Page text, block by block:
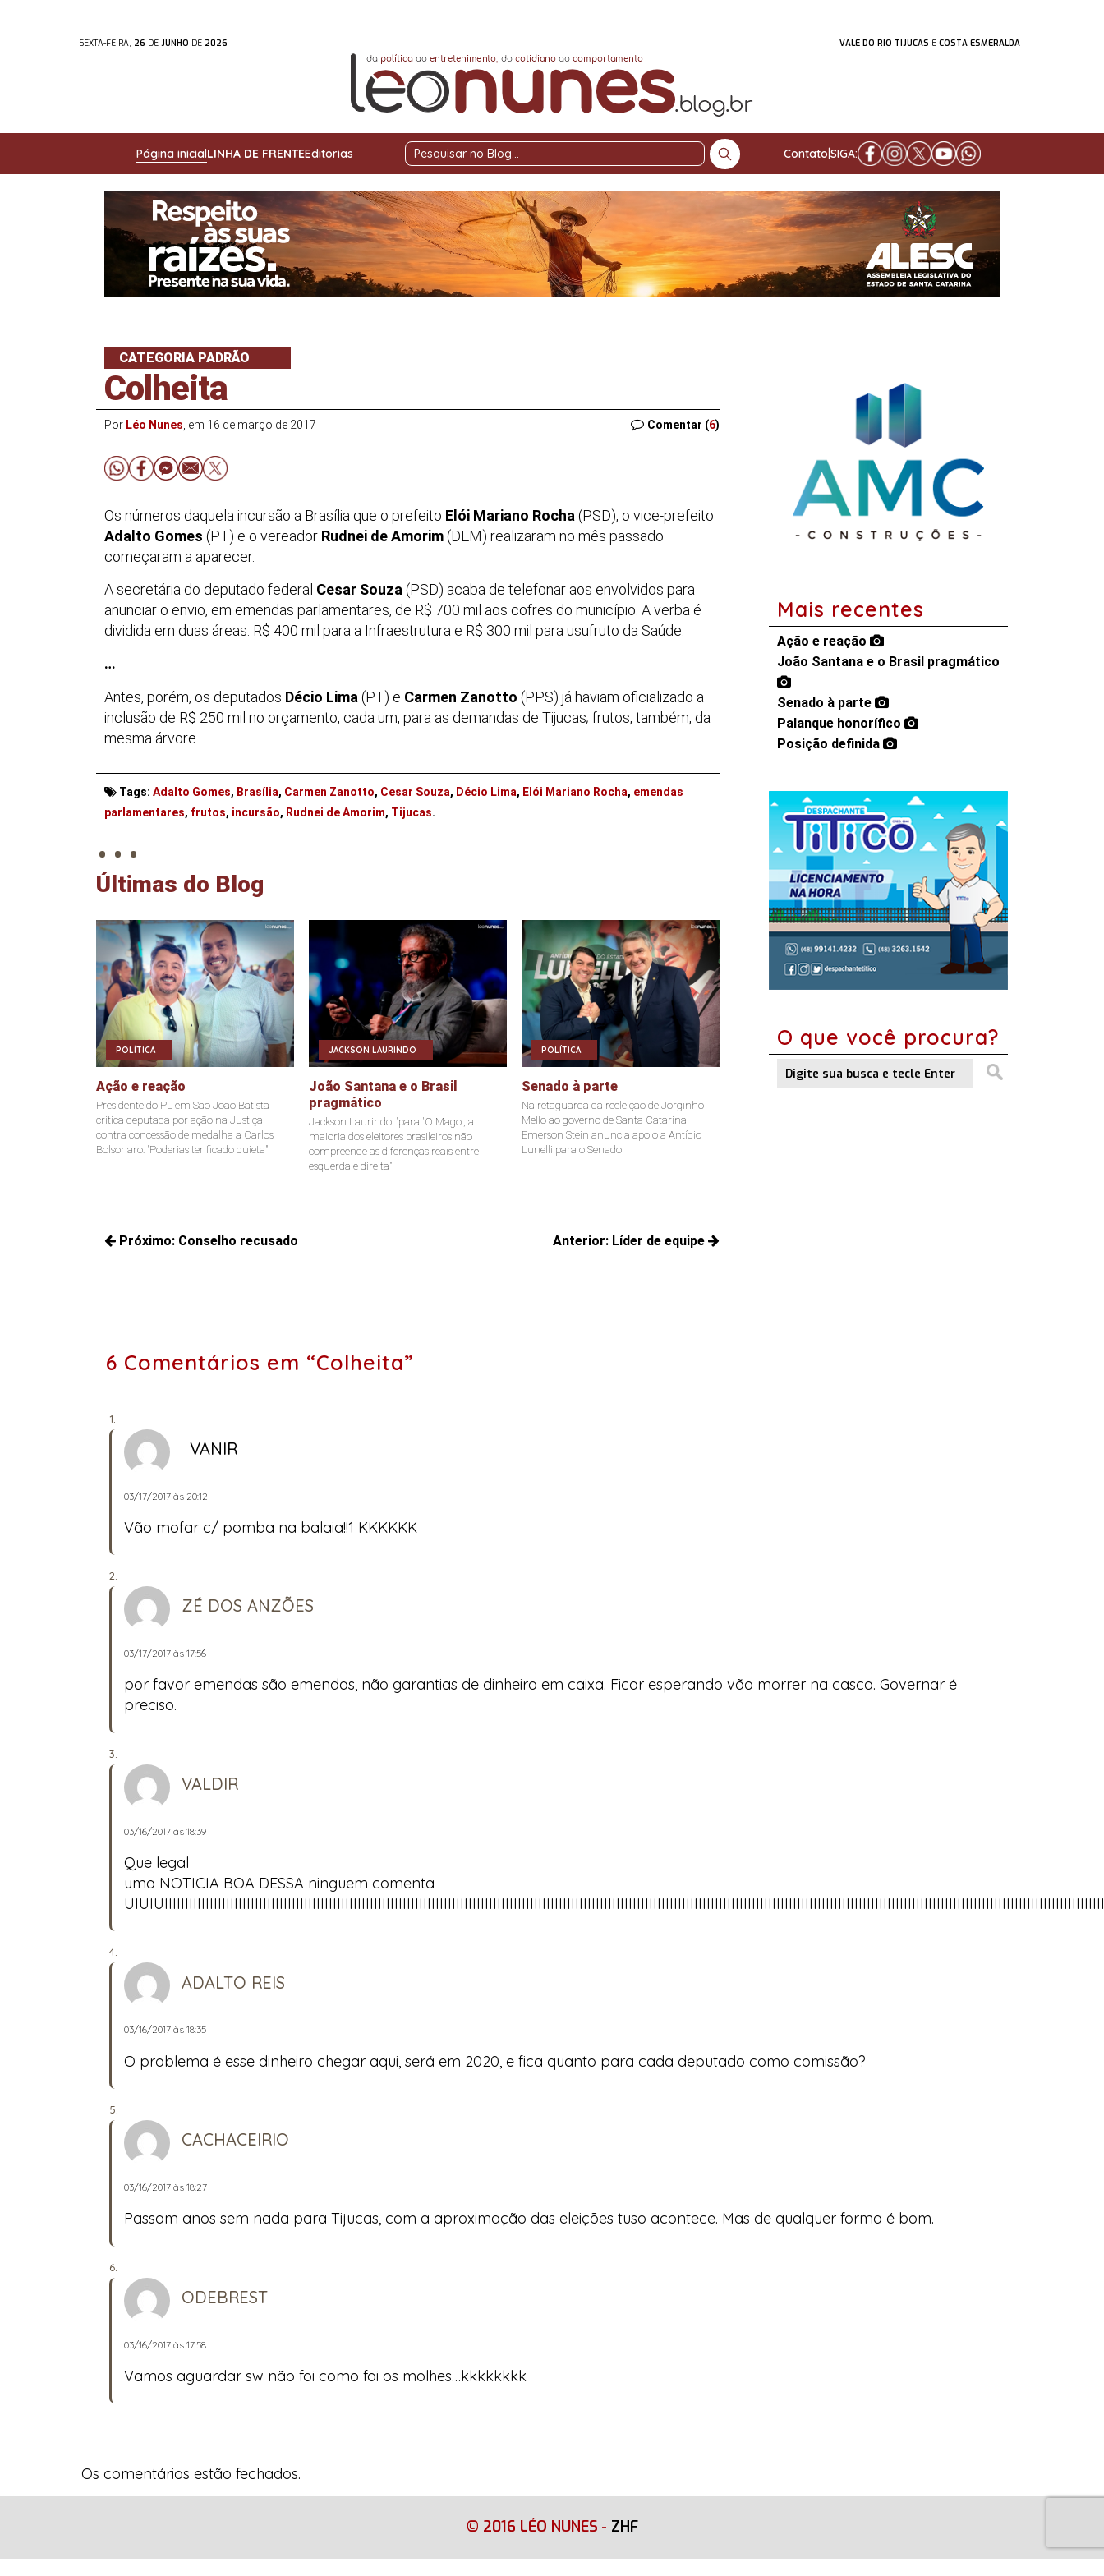
SEXTA-FEIRA, 26 DE JUNHO DE 2026 VALE DO RIO TIJUCAS E COSTA ESMERALDA
Página inicialLINHA DE FRENTEEditorias
Pesquisar
Contato SIGA:
CATEGORIA PADRÃO
Colheita
Por Léo Nunes , em 16 de março de 2017 Comentar (6)
Os números daquela incursão a Brasília que o prefeito Elói Mariano Rocha (PSD), o vice-prefeito
Adalto Gomes (PT) e o vereador Rudnei de Amorim (DEM) realizaram no mês passado
começaram a aparecer.
A secretária do deputado federal Cesar Souza (PSD) acaba de telefonar aos envolvidos para
anunciar o envio, em emendas parlamentares, de R$ 700 mil aos cofres do município. A verba é
dividida em duas áreas: R$ 400 mil para a Infraestrutura e R$ 300 mil para usufruto da Saúde.
…
Antes, porém, os deputados Décio Lima (PT) e Carmen Zanotto (PPS) já haviam oficializado a
inclusão de R$ 250 mil no orçamento, cada um, para as demandas de Tijucas;frutos, também, da
mesma árvore.
Tags: Adalto Gomes, Brasília, Carmen Zanotto, Cesar Souza, Décio Lima, Elói Mariano Rocha, emendas
parlamentares, frutos, incursão, Rudnei de Amorim, Tijucas.
. . .
Últimas do Blog
POLÍTICA
Ação e reação
Presidente do PL em São João Batista
critica deputada por ação na Justiça
contra concessão de medalha a Carlos
Bolsonaro: "Poderias ter ficado quieta"
JACKSON LAURINDO
João Santana e o Brasil
pragmático
Jackson Laurindo: "para 'O Mago', a
maioria dos eleitores brasileiros não
compreende as diferenças reais entre
esquerda e direita"
POLÍTICA
Senado à parte
Na retaguarda da reeleição de Jorginho
Mello ao governo de Santa Catarina,
Emerson Stein anuncia apoio a Antídio
Lunelli para o Senado
Navegação
Anterior: Líder de equipe
Próximo: Conselho recusado
Mais recentes
Ação e reação
João Santana e o Brasil pragmático
Senado à parte
Palanque honorífico
Posição definida
O que você procura?
6 Comentários em “Colheita”
VANIR
03/17/2017 às 20:12
Vão mofar c/ pomba na balaia!!1 KKKKKK
ZÉ DOS ANZÕES
03/17/2017 às 17:56
por favor emendas são emendas, não garantias de dinheiro em caixa. Ficar esperando vão morrer na casca. Governar é
preciso.
VALDIR
03/16/2017 às 18:39
Que legal
uma NOTICIA BOA DESSA ninguem comenta
ADALTO REIS
03/16/2017 às 18:35
O problema é esse dinheiro chegar aqui, será em 2020, e fica quanto para cada deputado como comissão?
CACHACEIRIO
03/16/2017 às 18:27
Passam anos sem nada para Tijucas, com a aproximação das eleições tuso acontece. Mas de qualquer forma é bom.
ODEBREST
03/16/2017 às 17:58
Vamos aguardar sw não foi como foi os molhes…kkkkkkkk
Os comentários estão fechados.
© 2016 LÉO NUNES - ZHF